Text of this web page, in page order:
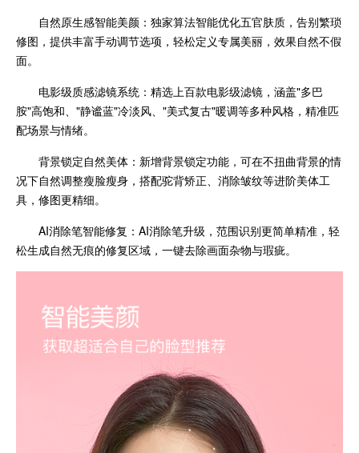
自然原生感智能美颜：独家算法智能优化五官肤质，告别繁琐
修图，提供丰富手动调节选项，轻松定义专属美丽，效果自然不假
面。
电影级质感滤镜系统：精选上百款电影级滤镜，涵盖"多巴
胺"高饱和、"静谧蓝"冷淡风、"美式复古"暖调等多种风格，精准匹
配场景与情绪。
背景锁定自然美体：新增背景锁定功能，可在不扭曲背景的情
况下自然调整瘦脸瘦身，搭配驼背矫正、消除皱纹等进阶美体工
具，修图更精细。
AI消除笔智能修复：AI消除笔升级，范围识别更简单精准，轻
松生成自然无痕的修复区域，一键去除画面杂物与瑕疵。